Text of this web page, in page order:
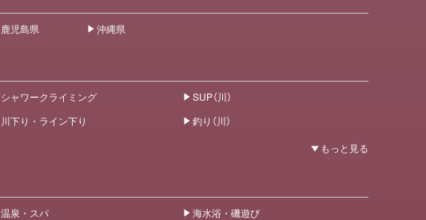
鹿児島県 沖縄県
シャワークライミング
SUP（川）
川下り・ライン下り 釣り（川）
温泉・スパ
海水浴・磯遊び